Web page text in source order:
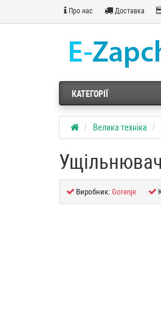
Про нас Доставка
КАТЕГОРІЇ
Велика техніка
Виробник: Gorenje